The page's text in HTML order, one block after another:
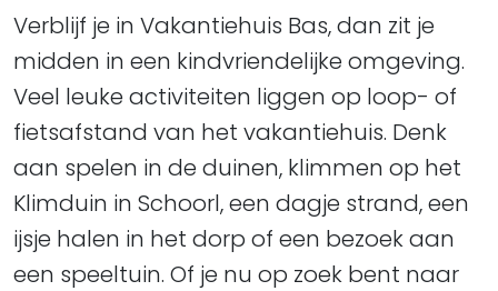
Verblijf je in Vakantiehuis Bas, dan zit je
midden in een kindvriendelijke omgeving.
Veel leuke activiteiten liggen op loop- of
fietsafstand van het vakantiehuis. Denk
aan spelen in de duinen, klimmen op het
Klimduin in Schoorl, een dagje strand, een
ijsje halen in het dorp of een bezoek aan
een speeltuin. Of je nu op zoek bent naar